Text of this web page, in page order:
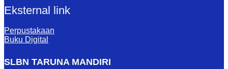
Eksternal link
Perpustakaan
Buku Digital
SLBN TARUNA MANDIRI